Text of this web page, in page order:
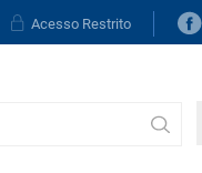
Acesso Restrito